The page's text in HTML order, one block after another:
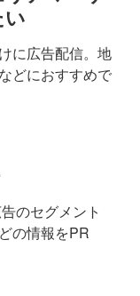
に広告配信。地
どにおすすめで
のセグメント
の情報をPR